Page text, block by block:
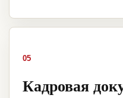
05
Кадровая